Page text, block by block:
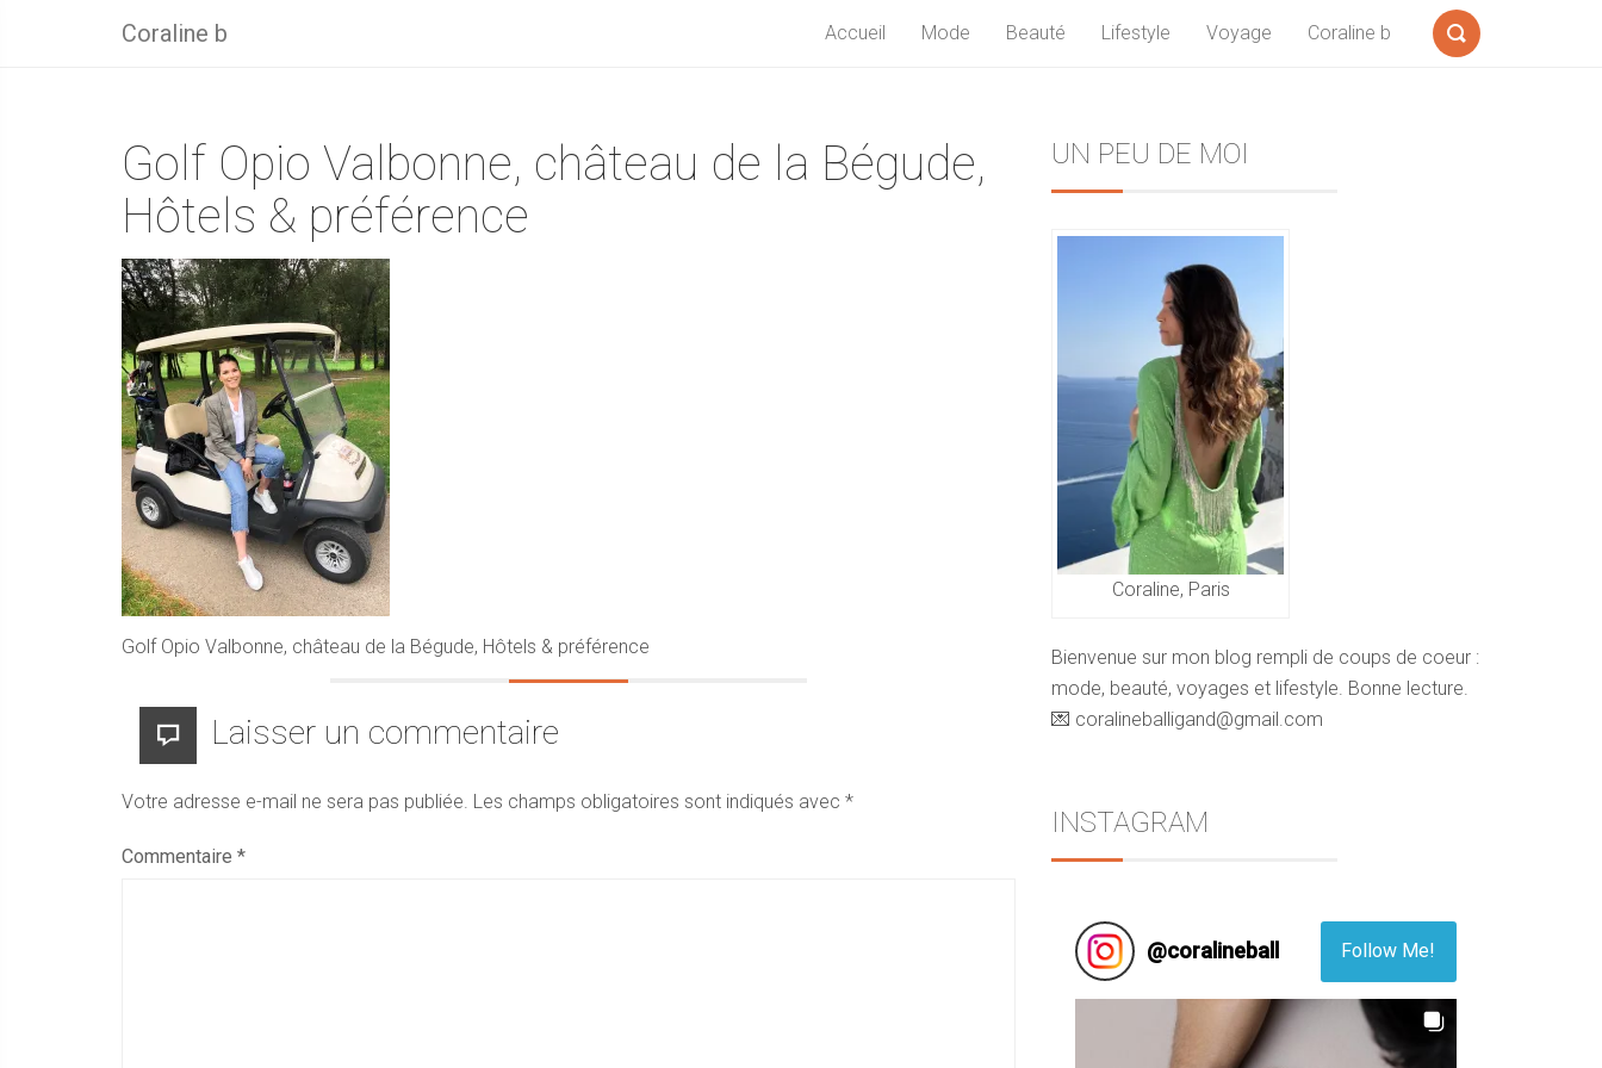
Coraline b Accueil Mode Beauté Lifestyle Voyage Coraline b
Golf Opio Valbonne, château de la Bégude,
Hôtels & préférence
Golf Opio Valbonne, château de la Bégude, Hôtels & préférence
Laisser un commentaire
Votre adresse e-mail ne sera pas publiée. Les champs obligatoires sont indiqués avec *
Commentaire *
Sidebar
UN PEU DE MOI
Coraline, Paris
Bienvenue sur mon blog rempli de coups de coeur :
mode, beauté, voyages et lifestyle. Bonne lecture.
💌 coralineballigand@gmail.com
INSTAGRAM
@coralineball Follow Me!